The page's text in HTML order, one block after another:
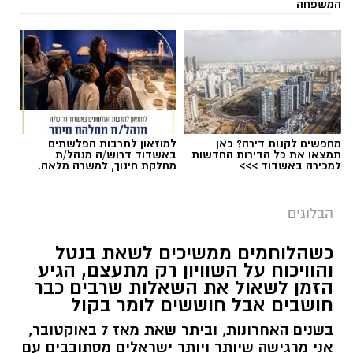
תגים:טד
‏כדי לעקוב אחרי הערוץ גן יבנה נט ב-WhatsApp
לחצו כאן
המשפחה
מחפשים לקנות דירה? כאן
תמצאו את כל הדירות החדשות
למכירה באשדוד >>>
למוזאון לתרבות הפלשתים
באשדוד דרוש/ה מנהל/ת
מחלקת חינוך, למשרה מלאה.
הבלוגים
כשהלוחמים ממשיכים לשאת בנטל
והוויכוח על השוויון רק מתעצם, הגיע
הזמן לשאול את השאלות שרבים כבר
חושבים אבל חוששים לומר בקול
בשנים האחרונות, וביתר שאת מאז 7 באוקטובר,
אני מרגישה שיותר ויותר ישראלים מסתובבים עם